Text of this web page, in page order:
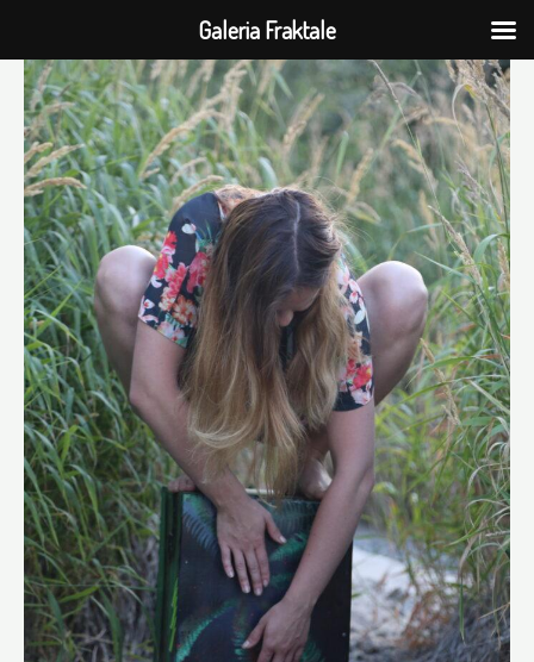
Przejdź
treści
Galeria Fraktale